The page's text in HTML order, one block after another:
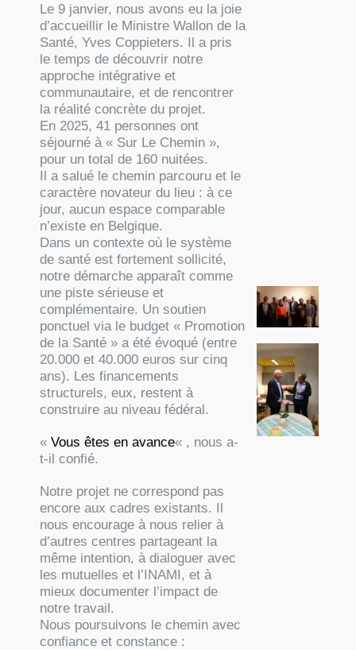
Le 9 janvier, nous avons eu la joie
d’accueillir le Ministre Wallon de la
Santé, Yves Coppieters. Il a pris
le temps de découvrir notre
approche intégrative et
communautaire, et de rencontrer
la réalité concrète du projet.
En 2025, 41 personnes ont
séjourné à « Sur Le Chemin »,
pour un total de 160 nuitées.
Il a salué le chemin parcouru et le
caractère novateur du lieu : à ce
jour, aucun espace comparable
n’existe en Belgique.
Dans un contexte où le système
de santé est fortement sollicité,
notre démarche apparaît comme
une piste sérieuse et
complémentaire. Un soutien
ponctuel via le budget « Promotion
de la Santé » a été évoqué (entre
20.000 et 40.000 euros sur cinq
ans). Les financements
structurels, eux, restent à
construire au niveau fédéral.
«Vous êtes en avance« , nous a-
t-il confié.
Notre projet ne correspond pas
encore aux cadres existants. Il
nous encourage à nous relier à
d’autres centres partageant la
même intention, à dialoguer avec
les mutuelles et l’INAMI, et à
mieux documenter l’impact de
notre travail.
Nous poursuivons le chemin avec
confiance et constance :